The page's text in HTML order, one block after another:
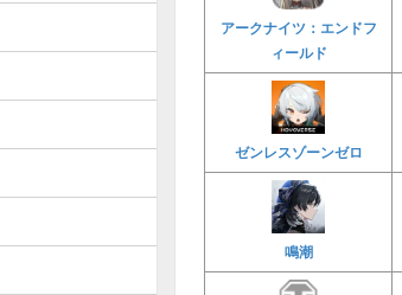
アークナイツ：エンドフ
ィールド
ゼンレスゾーンゼロ
鳴潮